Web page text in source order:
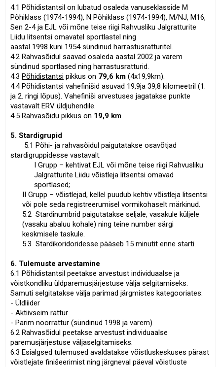
4.1 Põhidistantsil on lubatud osaleda vanuseklasside M
Põhiklass (1974-1994), N Põhiklass (1974-1994), M/NJ, M16,
Sen 2-4 ja EJL või mõne teise riigi Rahvusliku Jalgratturite
Liidu litsentsi omavatel sportlastel ning
aastal 1998 kuni 1954 sündinud harrastusratturitel.
4.2 Rahvasõidul saavad osaleda aastal 2002 ja varem
sündinud sportlased ning harrastusratturid.
4.3 Põhidistantsi pikkus on 79,6 km (4x19,9km).
4.4 Põhidistantsi vahefinišid asuvad 19,9ja 39,8 kilomeetril (1.
ja 2. ringi lõpus). Vahefiniši arvestuses jagatakse punkte
vastavalt ERV üldjuhendile.
4.5 Rahvasõidu pikkus on 19,9 km.
5. Stardigrupid
5.1 Põhi- ja rahvasõidul paigutatakse osavõtjad
stardigruppidesse vastavalt:
I Grupp – kehtivat EJL või mõne teise riigi Rahvusliku
Jalgratturite Liidu võistleja litsentsi omavad
sportlased;
II Grupp – võistlejad, kellel puudub kehtiv võistleja litsentsi
või pole seda registreerumisel vormikohaselt märkinud.
5.2 Stardinumbrid paigutatakse seljale, vasakule küljele
(vasaku abaluu kohale) ning teine number särgi
keskmisele taskule.
5.3 Stardikoridoridesse pääseb 15 minutit enne starti.
6. Tulemuste arvestamine
6.1 Põhidistantsil peetakse arvestust individuaalse ja
võistkondliku üldparemusjärjestuse välja selgitamiseks.
Samuti selgitatakse välja parimad järgmistes kategooriates:
- Üldliider
- Aktiivseim rattur
- Parim noorrattur (sündinud 1998 ja varem)
6.2 Rahvasõidul peetakse arvestust individuaalse
paremusjärjestuse väljaselgitamiseks.
6.3 Esialgsed tulemused avaldatakse võistluskeskuses pärast
võistlejate finišeerimist ning järgneval päeval võistluste